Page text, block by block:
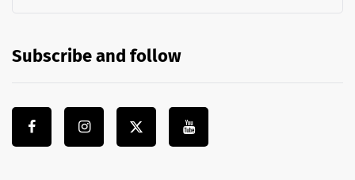
Subscribe and follow